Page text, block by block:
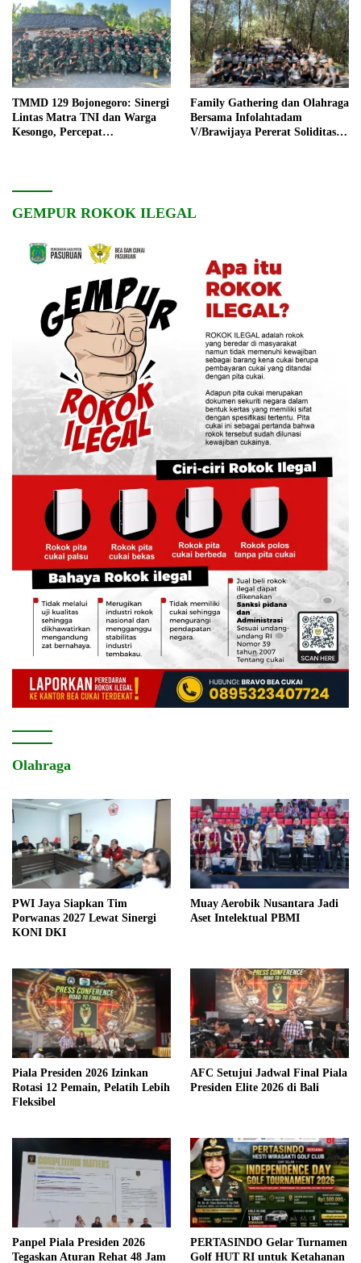
TMMD 129 Bojonegoro: Sinergi
Lintas Matra TNI dan Warga
Kesongo, Percepat
Family Gathering dan Olahraga
Bersama Infolahtadam
V/Brawijaya Pererat Soliditas
GEMPUR ROKOK ILEGAL
Olahraga
PWI Jaya Siapkan Tim
Porwanas 2027 Lewat Sinergi
KONI DKI
Muay Aerobik Nusantara Jadi
Aset Intelektual PBMI
Piala Presiden 2026 Izinkan
Rotasi 12 Pemain, Pelatih Lebih
Fleksibel
AFC Setujui Jadwal Final Piala
Presiden Elite 2026 di Bali
Panpel Piala Presiden 2026
Tegaskan Aturan Rehat 48 Jam
PERTASINDO Gelar Turnamen
Golf HUT RI untuk Ketahanan